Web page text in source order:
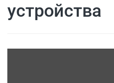
устройства